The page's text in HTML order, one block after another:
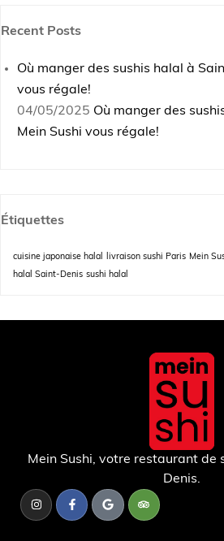
Recent Posts
Où manger des sushis halal à
vous régale!
04/05/2025 Où manger des
Mein Sushi vous régale!
Étiquettes
cuisine japonaise halal livraison sushi Paris Mein
halal Saint-Denis sushi halal
Mein Sushi, votre restaurant de
Denis.